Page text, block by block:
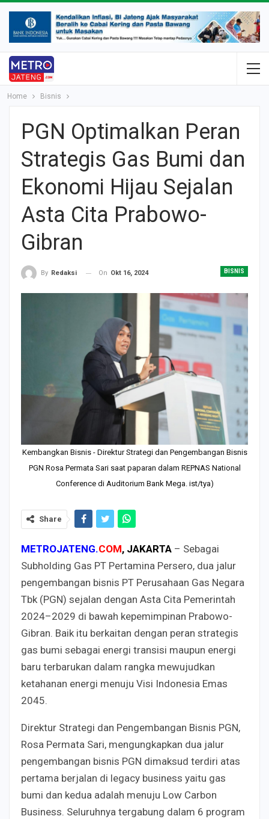
Home Bisnis
PGN Optimalkan Peran
Strategis Gas Bumi dan
Ekonomi Hijau Sejalan
Asta Cita Prabowo-
Gibran
BISNIS
By Redaksi On Okt 16, 2024
Kembangkan Bisnis - Direktur Strategi dan Pengembangan Bisnis
PGN Rosa Permata Sari saat paparan dalam REPNAS National
Conference di Auditorium Bank Mega. ist/tya)
Share
METROJATENG.COM, JAKARTA – Sebagai
Subholding Gas PT Pertamina Persero, dua jalur
pengembangan bisnis PT Perusahaan Gas Negara
Tbk (PGN) sejalan dengan Asta Cita Pemerintah
2024–2029 di bawah kepemimpinan Prabowo-
Gibran. Baik itu berkaitan dengan peran strategis
gas bumi sebagai energi transisi maupun energi
baru terbarukan dalam rangka mewujudkan
ketahanan energi menuju Visi Indonesia Emas
2045.
Direktur Strategi dan Pengembangan Bisnis PGN,
Rosa Permata Sari, mengungkapkan dua jalur
pengembangan bisnis PGN dimaksud terdiri atas
pertama berjalan di legacy business yaitu gas
bumi dan kedua adalah menuju Low Carbon
Business. Seluruhnya tergabung dalam 6 program